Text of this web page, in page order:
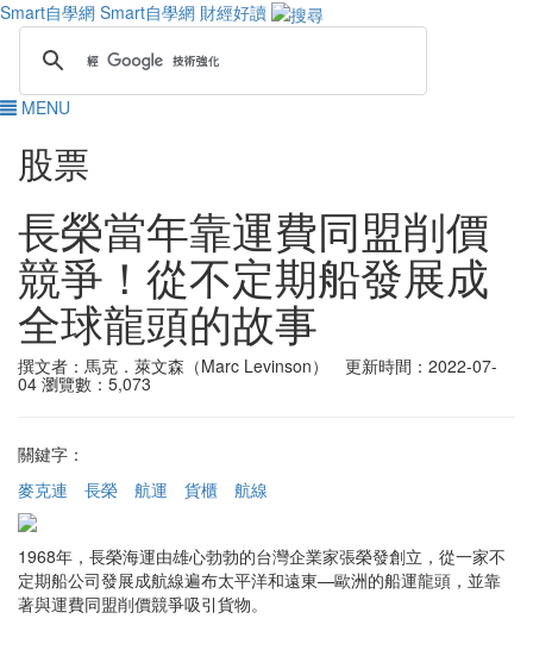
Smart自學網 Smart自學網 財經好讀
MENU
股票
長榮當年靠運費同盟削價
競爭！從不定期船發展成
全球龍頭的故事
撰文者：馬克．萊文森（Marc Levinson） 更新時間：2022-07-
04 瀏覽數：5,073
關鍵字：
麥克連
長榮 航運 貨櫃 航線
1968年，長榮海運由雄心勃勃的台灣企業家張榮發創立，從一家不
定期船公司發展成航線遍布太平洋和遠東—歐洲的船運龍頭，並靠
著與運費同盟削價競爭吸引貨物。